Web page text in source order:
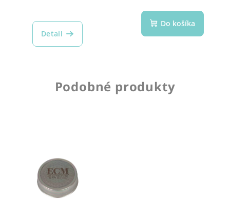
Detail
Do košíka
Podobné produkty